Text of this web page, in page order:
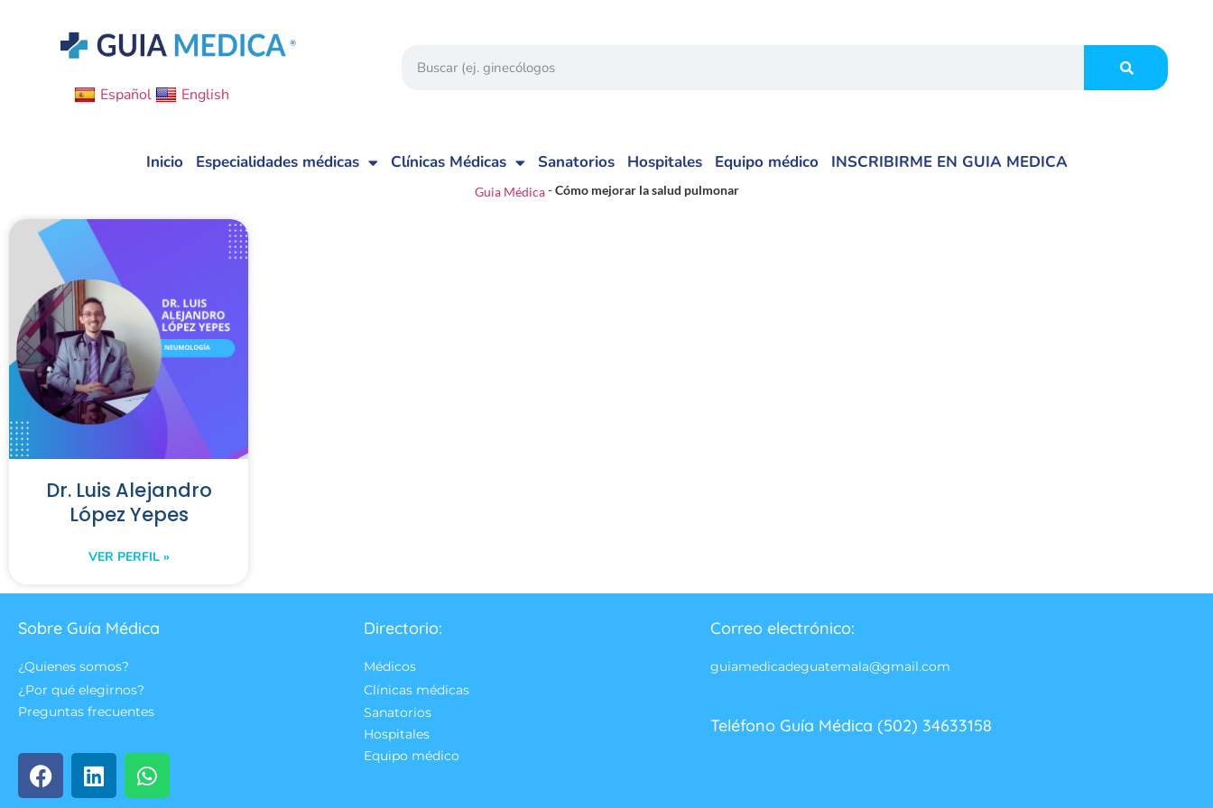
Español English
Inicio Especialidades médicas Clínicas Médicas Sanatorios Hospitales Equipo médico INSCRIBIRME EN GUIA MEDICA
Guia Médica-Cómo mejorar la salud pulmonar
Dr. Luis Alejandro
López Yepes
VER PERFIL »
Sobre Guía Médica
¿Quienes somos?
¿Por qué elegirnos?
Preguntas frecuentes
Directorio:
Médicos
Clínicas médicas
Sanatorios
Hospitales
Equipo médico
Correo electrónico:
guiamedicadeguatemala@gmail.com
Teléfono Guía Médica (502) 34633158